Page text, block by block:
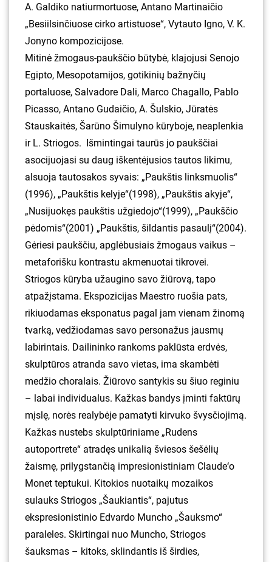
A. Galdiko natiurmortuose, Antano Martinaičio
„Besiilsinčiuose cirko artistuose“, Vytauto Igno, V. K.
Jonyno kompozicijose.
Mitinė žmogaus-paukščio būtybė, klajojusi Senojo
Egipto, Mesopotamijos, gotikinių bažnyčių
portaluose, Salvadore Dali, Marco Chagallo, Pablo
Picasso, Antano Gudaičio, A. Šulskio, Jūratės
Stauskaitės, Šarūno Šimulyno kūryboje, neaplenkia
ir L. Striogos. Išmintingai taurūs jo paukščiai
asocijuojasi su daug iškentėjusios tautos likimu,
alsuoja tautosakos syvais: „Paukštis linksmuolis“
(1996), „Paukštis kelyje“(1998), „Paukštis akyje“,
„Nusijuokęs paukštis užgiedojo“(1999), „Paukščio
pėdomis“(2001) „Paukštis, šildantis pasaulį“(2004).
Gėriesi paukščiu, apglėbusiais žmogaus vaikus –
metaforišku kontrastu akmenuotai tikrovei.
Striogos kūryba užaugino savo žiūrovą, tapo
atpažįstama. Ekspozicijas Maestro ruošia pats,
rikiuodamas eksponatus pagal jam vienam žinomą
tvarką, vedžiodamas savo personažus jausmų
labirintais. Dailininko rankoms paklūsta erdvės,
skulptūros atranda savo vietas, ima skambėti
medžio choralais. Žiūrovo santykis su šiuo reginiu
– labai individualus. Kažkas bandys įminti faktūrų
mįslę, norės realybėje pamatyti kirvuko švysčiojimą.
Kažkas nustebs skulptūriniame „Rudens
autoportrete“ atradęs unikalią šviesos šešėlių
žaismę, prilygstančią impresionistiniam Claude‘o
Monet teptukui. Kitokios nuotaikų mozaikos
sulauks Striogos „Šaukiantis“, pajutus
ekspresionistinio Edvardo Muncho „Šauksmo“
paraleles. Skirtingai nuo Muncho, Striogos
šauksmas – kitoks, sklindantis iš širdies,